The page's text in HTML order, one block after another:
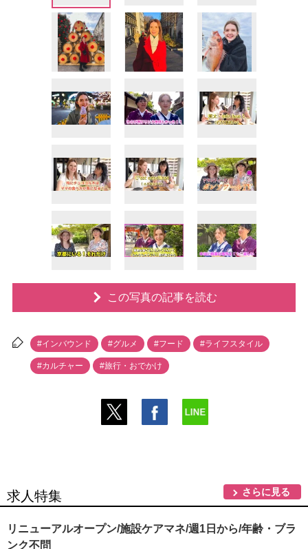
この写真の記事を読む
#インバウンド #グルメ #フード #ライフスタイル
#カルチャー #旅行・おでかけ
求人特集 さらに見る
リニューアルオープン/施設ケアマネ/週1日から/年齢・ブラ
ンク不問